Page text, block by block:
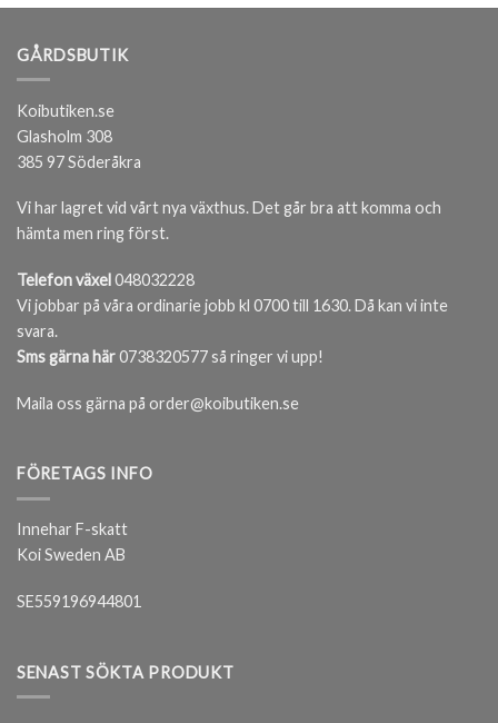
GÅRDSBUTIK
Koibutiken.se
Glasholm 308
385 97 Söderåkra
Vi har lagret vid vårt nya växthus. Det går bra att komma och
hämta men ring först.
Telefon växel048032228
Vi jobbar på våra ordinarie jobb kl 0700 till 1630. Då kan vi inte
svara.
Sms gärna här0738320577 så ringer vi upp!
Maila oss gärna på order@koibutiken.se
FÖRETAGS INFO
Innehar F-skatt
Koi Sweden AB
SE559196944801
SENAST SÖKTA PRODUKT